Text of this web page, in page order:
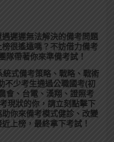
遇遲遲無法解決的備考問題
很遙遠嗎？不妨借力備考
隊帶著你來準備考試！
式備考策略、戰略、戰術
不少考生通過公職國考(初
會、台電、漢翔、證照考
現狀的你，請立刻點擊下
你來備考模式健診、改變
上榜，最終拿下考試！